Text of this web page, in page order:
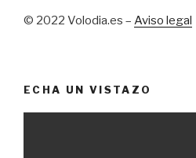
© 2022 Volodia.es – Aviso legal
ECHA UN VISTAZO